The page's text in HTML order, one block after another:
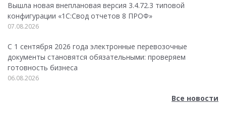
Вышла новая внеплановая версия 3.4.72.3 типовой
конфигурации «1C:Свод отчетов 8 ПРОФ»
07.08.2026
С 1 сентября 2026 года электронные перевозочные
документы становятся обязательными: проверяем
готовность бизнеса
06.08.2026
Все новости